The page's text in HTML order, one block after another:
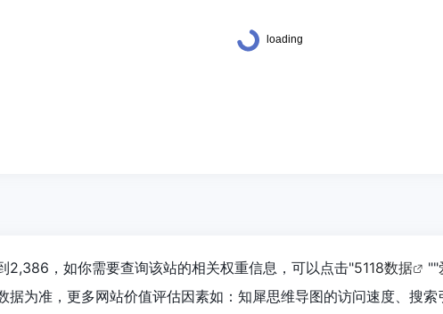
2,386，如你需要查询该站的相关权重信息，可以点击"5118数据 ""
据为准，更多网站价值评估因素如：知犀思维导图的访问速度、搜